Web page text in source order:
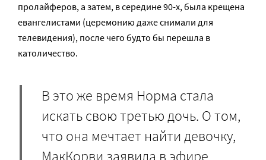
пролайферов, а затем, в середине 90-х, была крещена
евангелистами (церемонию даже снимали для
телевидения), после чего будто бы перешла в
католичество.
В это же время Норма стала
искать свою третью дочь. О том,
что она мечтает найти девочку,
МакКорви заявила в эфире